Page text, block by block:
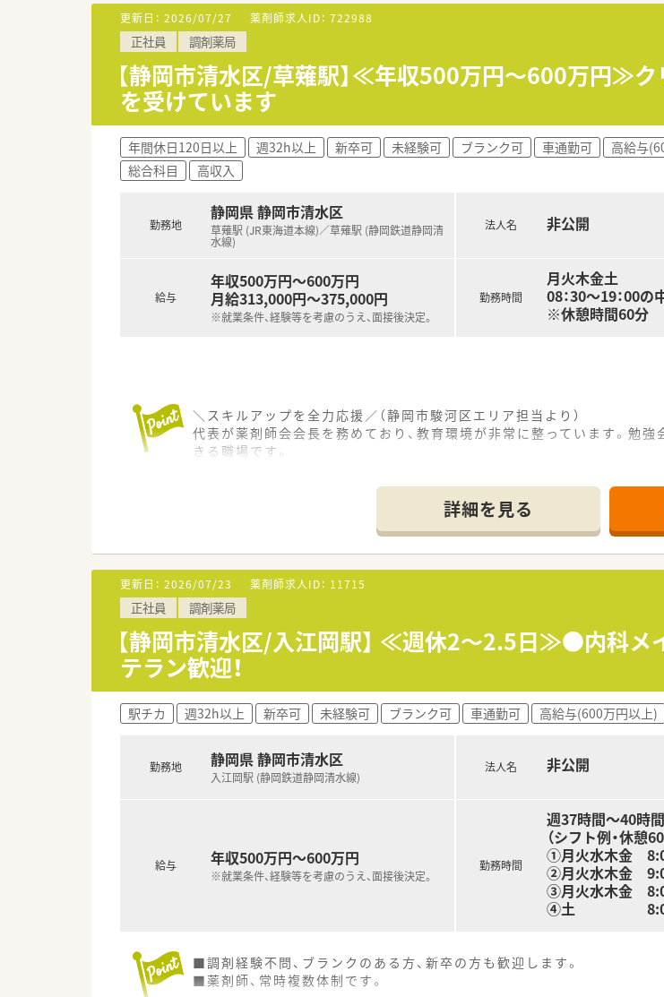
【職場環境と雰囲気】
■ノルマなどがなく、薬剤師がのびのびと成長できる環境を意識した働き
■待合室や調剤室が広く清潔感があるため、快適な環境で業務に取り組む
■お互いに助け合いながら仕事を進める、チームワークの良さが自慢の職
【想定されるキャリアイメージ】
■店長やエリアマネージャー、支店長といった運営管理職へのキャリアア
■人事や教育、医療モール開発など、本部機能で専門性を発揮する道も用
■5年以上の勤務で独立支援制度の利用も可能で、経営者を目指すことも
■29歳で店長に昇格した場合、年収500万円程度がモデル年収として提示
■34歳でエリアマネージャーに昇格すると年収800万円、39歳の支店長
■毎年1回の評価による昇給や、スキルランクに応じた薬剤師手当で着実
更新日： 2026/07/27 薬剤師求人ID： 722988
正社員 調剤薬局
【静岡市清水区/草薙駅】≪年収500万円～600万円≫
を受けています
年間休日120日以上 週32h以上 新卒可 未経験可 ブランク可 車通勤可 高給与
総合科目
高収入
勤務地
静岡県 静岡市清水区
草薙駅 (JR東海道本線)／草薙駅 (静岡鉄道静岡清
水線)
給与
年収500万円～600万円
月給313,000円～375,000円
※就業条件、経験等を考慮のうえ、面接後決定。
法人名 非公開
勤務時間
月火木金土
08：30～19：00
※休憩時間60分
＼スキルアップを全力応援／（静岡市駿河区エリア担当より）
代表が薬剤師会会長を務めており、教育環境が非常に整っています。勉
きる職場です。
■JR東海道本線および静岡鉄道静岡清水線の草薙駅から徒歩7分と、通勤
■近隣の医療機関より内科や脳神経外科の処方箋をメインに応需し、1日
■現在は常勤の薬剤師が2名在籍しており、地域に密着した温かい雰囲気
【法人特徴について】
■昭和45年に静岡市内で創業して以来、長きにわたって地域医療の発展に
■市内にて調剤薬局を5店舗展開しており、代表は県内の薬剤師会会長も
■産前産後休暇や育児休暇の取得実績が豊富にあり、社員のワークライ
【想定されるモデル年収】
■これまでの調剤薬局での経験や実績を考慮し、入社初年度から年収500
■定期的な昇給制度や年2回の賞与支給があるため、長く勤めるほど安定
■住宅手当や役職手当などの各種手当が充実しているため、ベースとな
詳細を見る
更新日： 2026/07/23 薬剤師求人ID： 11715
正社員 調剤薬局
【静岡市清水区/入江岡駅】 ≪週休2～2.5日≫●内科メ
テラン歓迎！
駅チカ 週32h以上 新卒可 未経験可 ブランク可 車通勤可 高給与(600万円以上)
勤務地 静岡県 静岡市清水区
入江岡駅 (静岡鉄道静岡清水線)
給与 年収500万円～600万円
※就業条件、経験等を考慮のうえ、面接後決定。
法人名 非公開
勤務時間
週37時間～40時
（シフト例・休憩60
①月火水木金
②月火水木金
③月火水木金
④土 8:00
■調剤経験不問、ブランクのある方、新卒の方も歓迎します。
■薬剤師、常時複数体制です。